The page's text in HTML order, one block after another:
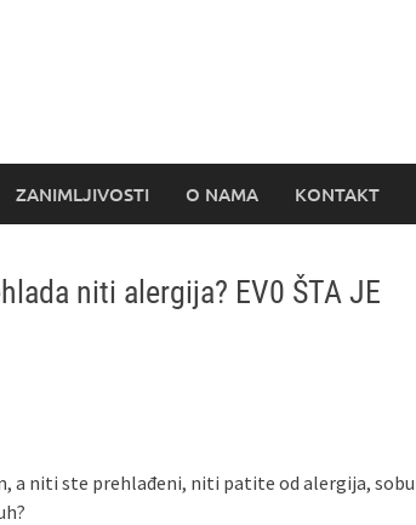
ZANIMLJIVOSTI O NAMA KONTAKT
niti alergija? EV0 ŠTA JE
a niti ste prehlađeni, niti patite od alergija, sobu